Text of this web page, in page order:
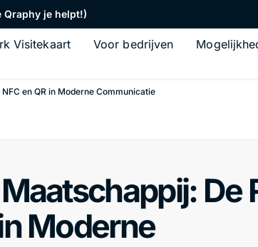
Qraphy je helpt!)
Visitekaart Voor bedrijven
en QR in Moderne Communicatie
De
Moderne